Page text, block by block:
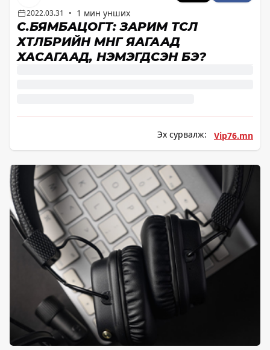
2022.03.31
• 1 мин унших
С.БЯМБАЦОГТ: ЗАРИМ ТӨСӨЛ
ХӨТӨЛБӨРИЙН МӨНГӨ ЯАГААД
ХАСАГААД, НЭМЭГДСЭН БЭ?
Эх сурвалж: Vip76.mn